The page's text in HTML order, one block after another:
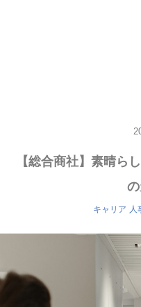
【総合商社】素晴ら
キャリア 人